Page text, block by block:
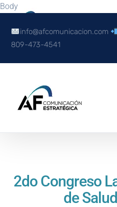
Body
info@afcomunicacion.com
809-473-4541
2do Congreso
de